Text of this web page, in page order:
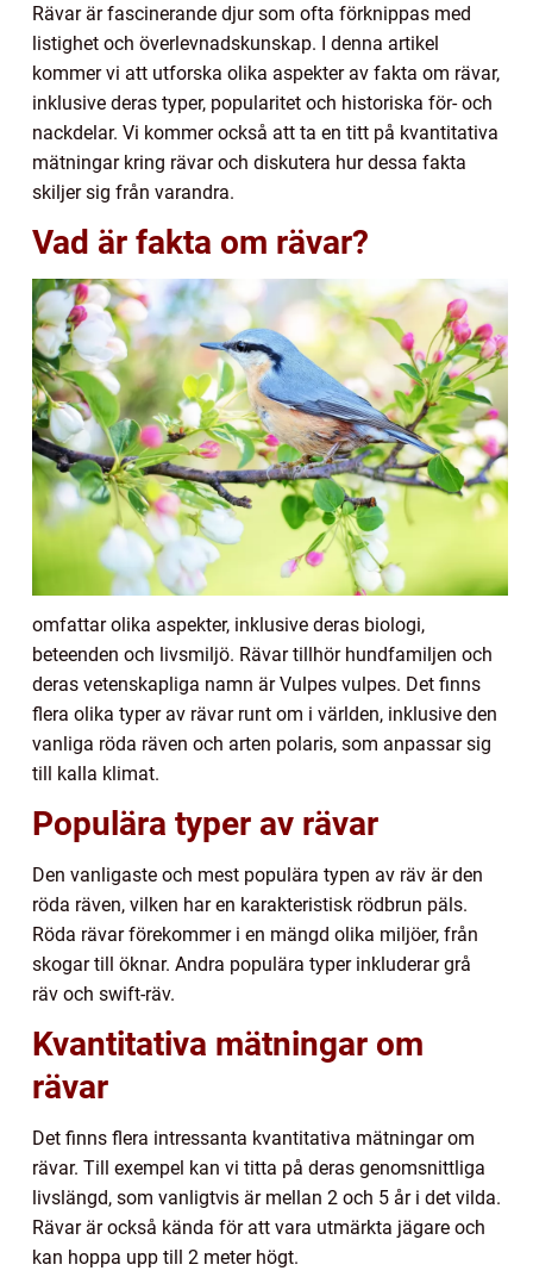
Rävar är fascinerande djur som ofta förknippas med
listighet och överlevnadskunskap. I denna artikel
kommer vi att utforska olika aspekter av fakta om rävar,
inklusive deras typer, popularitet och historiska för- och
nackdelar. Vi kommer också att ta en titt på kvantitativa
mätningar kring rävar och diskutera hur dessa fakta
skiljer sig från varandra.
Vad är fakta om rävar?
omfattar olika aspekter, inklusive deras biologi,
beteenden och livsmiljö. Rävar tillhör hundfamiljen och
deras vetenskapliga namn är Vulpes vulpes. Det finns
flera olika typer av rävar runt om i världen, inklusive den
vanliga röda räven och arten polaris, som anpassar sig
till kalla klimat.
Populära typer av rävar
Den vanligaste och mest populära typen av räv är den
röda räven, vilken har en karakteristisk rödbrun päls.
Röda rävar förekommer i en mängd olika miljöer, från
skogar till öknar. Andra populära typer inkluderar grå
räv och swift-räv.
Kvantitativa mätningar om
rävar
Det finns flera intressanta kvantitativa mätningar om
rävar. Till exempel kan vi titta på deras genomsnittliga
livslängd, som vanligtvis är mellan 2 och 5 år i det vilda.
Rävar är också kända för att vara utmärkta jägare och
kan hoppa upp till 2 meter högt.